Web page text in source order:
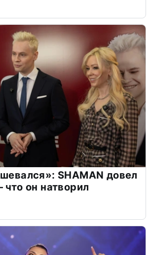
SHAMAN довел
он натворил